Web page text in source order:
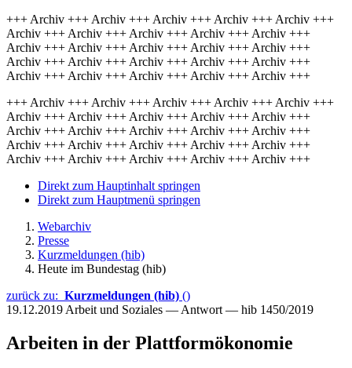
+++ Archiv +++ Archiv +++ Archiv +++ Archiv +++ Archiv +++
Archiv +++ Archiv +++ Archiv +++ Archiv +++ Archiv +++
Archiv +++ Archiv +++ Archiv +++ Archiv +++ Archiv +++
Archiv +++ Archiv +++ Archiv +++ Archiv +++ Archiv +++
Archiv +++ Archiv +++ Archiv +++ Archiv +++ Archiv +++
+++ Archiv +++ Archiv +++ Archiv +++ Archiv +++ Archiv +++
Archiv +++ Archiv +++ Archiv +++ Archiv +++ Archiv +++
Archiv +++ Archiv +++ Archiv +++ Archiv +++ Archiv +++
Archiv +++ Archiv +++ Archiv +++ Archiv +++ Archiv +++
Archiv +++ Archiv +++ Archiv +++ Archiv +++ Archiv +++
Direkt zum Hauptinhalt springen
Direkt zum Hauptmenü springen
Webarchiv
Presse
Kurzmeldungen (hib)
Heute im Bundestag (hib)
zurück zu: Kurzmeldungen (hib) ()
19.12.2019 Arbeit und Soziales — Antwort — hib 1450/2019
Arbeiten in der Plattformökonomie